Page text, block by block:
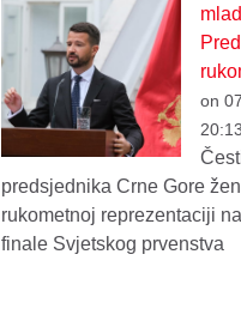
on
20:13
predsjednika Crne Gore
rukometnoj reprezentaciji
finale Svjetskog prvenstva